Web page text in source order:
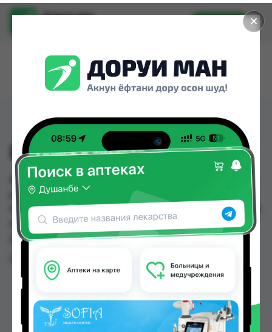
✕
Доруи ман
Установить
ВОВЕНАК ГЕЛЬ 20 Г
ВОВЕНАК ГЕЛЬ 20 Г можно купить или заказать
в аптеках, Саховати Истаравшан, Абубакри
Карим, Авиценна, АЗИЗ ВАКО , Алишер-К, Амирӣ,
Аптека + 24/7 по цене от 6.00 TJS до 19.00 TJS в
Душанбе и других городах Таджикистана
Цена: от6.00 TJS